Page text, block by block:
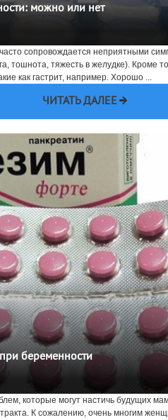
можно или нет
сопровождается неприятными
тошнота, тяжесть в желудке). Кроме
как гастрит, например. Хорошо ...
ЧИТАТЬ ДАЛЕЕ
беременности
которые могут настичь будущих
К сожалению, очень многим